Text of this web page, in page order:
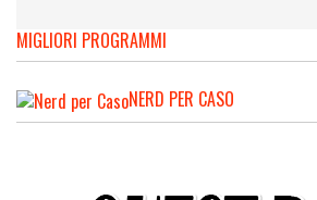
MIGLIORI PROGRAMMI
NERD PER CASO